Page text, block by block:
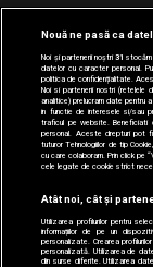
Nouă ne pasă ca
Noi și partenerii noștri31 stocăm
datelor cu caracter personal.
politica de confidențialitate.
Noi si partenerii nostri (retelele
analitice) prelucram date pentru
in functie de interesele si/sau
traficul pe website. Beneficiati
personal. Aceste drepturi pot
tuturor Tehnologiilor de tip
cu care colaboram. Prin click pe
cele legate de cookie strict
Atât noi, cât și
Utilizarea profilurilor pentru
informațiilor de pe un
personalizate. Crearea
personalizată. Utilizarea de
din surse diferite. Utilizarea